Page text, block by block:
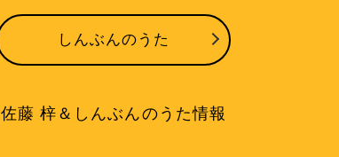
しんぶんのうた
佐藤 梓＆しんぶんのうた情報